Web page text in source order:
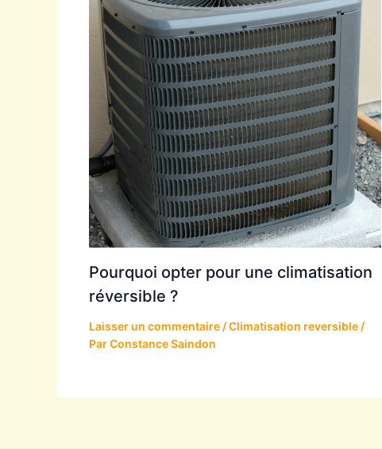
Pourquoi opter pour une climatisation
réversible ?
Laisser un commentaire /Climatisation reversible /
ParConstance Saindon